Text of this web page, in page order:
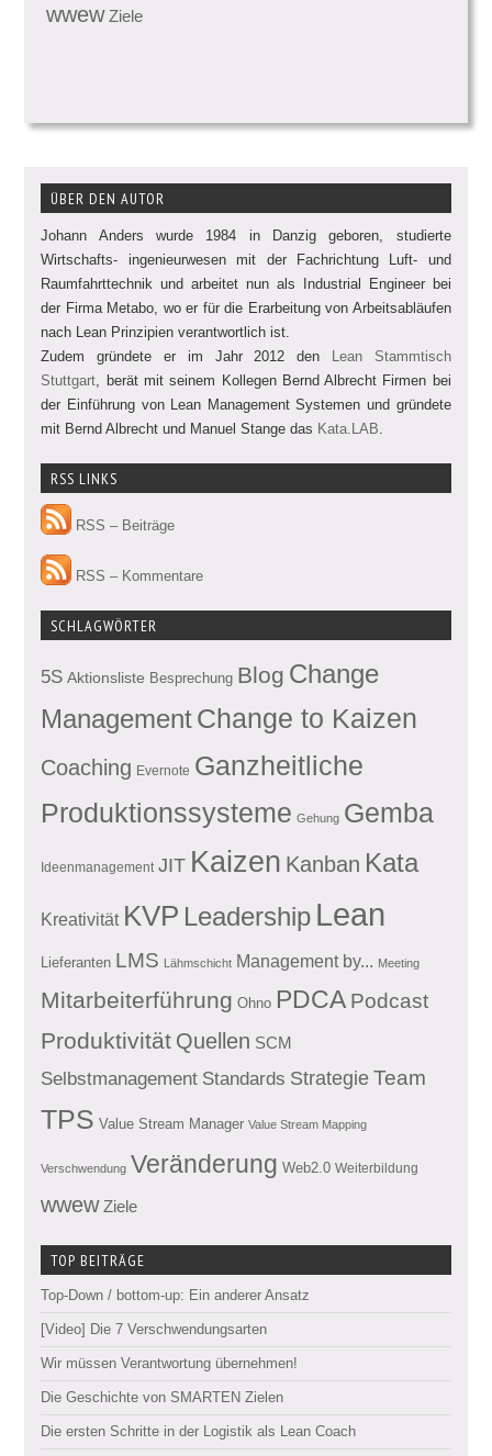
wwew Ziele
ÜBER DEN AUTOR
Johann Anders wurde 1984 in Danzig geboren, studierte
Wirtschafts- ingenieurwesen mit der Fachrichtung Luft- und
Raumfahrttechnik und arbeitet nun als Industrial Engineer bei
der Firma Metabo, wo er für die Erarbeitung von Arbeitsabläufen
nach Lean Prinzipien verantwortlich ist.
Zudem gründete er im Jahr 2012 den Lean Stammtisch
Stuttgart , berät mit seinem Kollegen Bernd Albrecht Firmen bei
der Einführung von Lean Management Systemen und gründete
mit Bernd Albrecht und Manuel Stange das Kata.LAB
RSS LINKS
RSS – Beiträge
RSS – Kommentare
SCHLAGWÖRTER
5S Aktionsliste Besprechung Blog Change
ManagementChange to Kaizen
Coaching Evernote Ganzheitliche
Produktionssysteme Gehung Gemba
Ideenmanagement JIT Kaizen Kanban Kata
Kreativität KVP Leadership Lean
Lieferanten LMS Lähmschicht Management by... Meeting
Mitarbeiterführung Ohno PDCA Podcast
Produktivität Quellen SCM
Selbstmanagement Standards Strategie Team
TPS Value Stream Manager Value Stream Mapping
Verschwendung Veränderung Web2.0 Weiterbildung
wwew Ziele
TOP BEITRÄGE
Top-Down / bottom-up: Ein anderer Ansatz
[Video] Die 7 Verschwendungsarten
Wir müssen Verantwortung übernehmen!
Die Geschichte von SMARTEN Zielen
Die ersten Schritte in der Logistik als Lean Coach